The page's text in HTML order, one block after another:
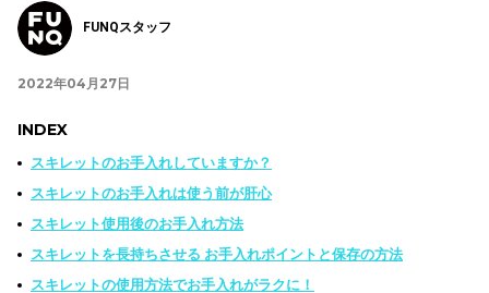
FUNQスタッフ
2022年04月27日
INDEX
スキレットのお手入れしていますか？
スキレットのお手入れは使う前が肝心
スキレット使用後のお手入れ方法
スキレットを長持ちさせる お手入れポイントと保存の方法
スキレットの使用方法でお手入れがラクに！